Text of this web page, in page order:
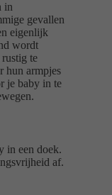
in
gevallen
eigenlijk
wordt
te
hun armpjes
je baby in te
in een doek.
af.